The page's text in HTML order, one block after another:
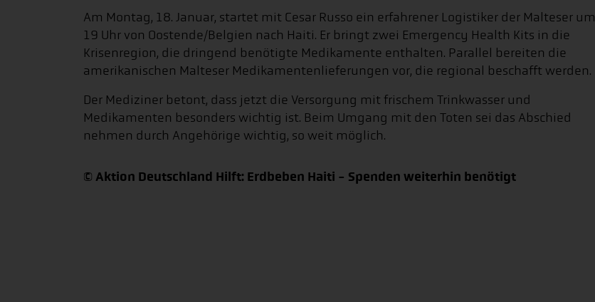
Am Montag, 18. Januar, startet mit Cesar Russo ein erfahrener Logistiker der Malteser um
19 Uhr von Oostende/Belgien nach Haiti. Er bringt zwei Emergency Health Kits in die
Krisenregion, die dringend benötigte Medikamente enthalten. Parallel bereiten die
amerikanischen Malteser Medikamentenlieferungen vor, die regional beschafft werden.
Der Mediziner betont, dass jetzt die Versorgung mit frischem Trinkwasser und
Medikamenten besonders wichtig ist. Beim Umgang mit den Toten sei das Abschied
nehmen durch Angehörige wichtig, so weit möglich.
© Aktion Deutschland Hilft: Erdbeben Haiti - Spenden weiterhin benötigt